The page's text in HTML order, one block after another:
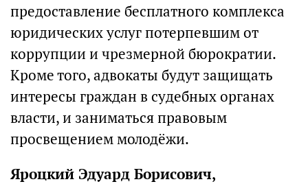
предоставление бесплатного комплекса
юридических услуг потерпевшим от
коррупции и чрезмерной бюрократии.
Кроме того, адвокаты будут защищать
интересы граждан в судебных органах
власти, и заниматься правовым
просвещением молодёжи.
Яроцкий Эдуард Борисович,